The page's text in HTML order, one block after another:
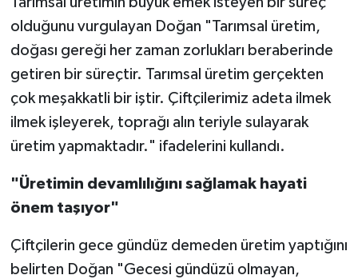
olduğunu vurgulayan Doğan "Tarımsal üretim,
doğası gereği her zaman zorlukları beraberinde
getiren bir süreçtir. Tarımsal üretim gerçekten
çok meşakkatli bir iştir. Çiftçilerimiz adeta ilmek
ilmek işleyerek, toprağı alın teriyle sulayarak
üretim yapmaktadır." ifadelerini kullandı.
"Üretimin devamlılığını sağlamak hayati
önem taşıyor"
Çiftçilerin gece gündüz demeden üretim yaptığını
belirten Doğan "Gecesi gündüzü olmayan,